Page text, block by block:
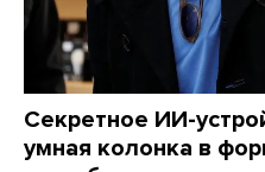
Секретное ИИ-
умная колонка в